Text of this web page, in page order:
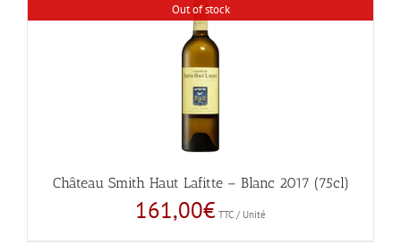
Out of stock
Château Smith Haut Lafitte – Blanc 2017 (75cl)
161,00€ TTC / Unité